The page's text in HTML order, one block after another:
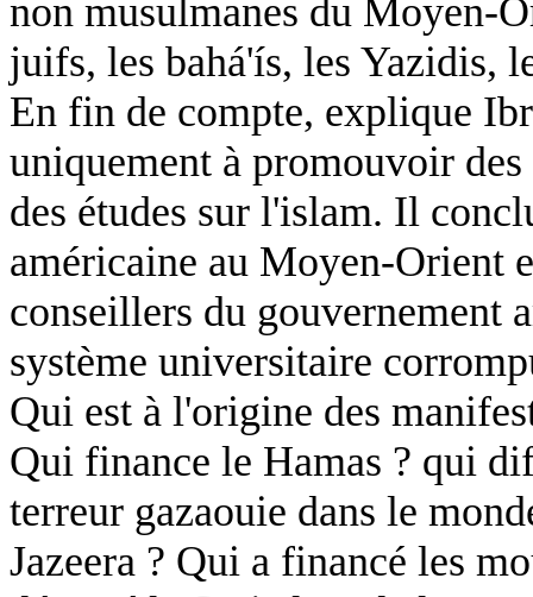
non musulmanes du Moyen-
juifs, les bahá'ís, les Yazidis,
En fin de compte, explique
uniquement à promouvoir
des études sur l'islam. Il
américaine au Moyen-Orient
conseillers du gouvernement
système universitaire
Qui est à l'origine des
Qui finance le Hamas ? qui
terreur gazaouie dans le
Jazeera ? Qui a financé les